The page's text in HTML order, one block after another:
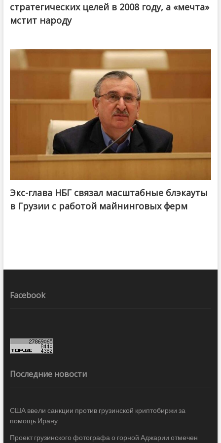
стратегических целей в 2008 году, а «мечта»
мстит народу
Экс-глава НБГ связал масштабные блэкауты
в Грузии с работой майнинговых ферм
Facebook
Последние новости
США ввели санкции против грузинской криптобиржи за
помощь Ирану
Проект грузинского фотографа о горной Аджарии отмечен